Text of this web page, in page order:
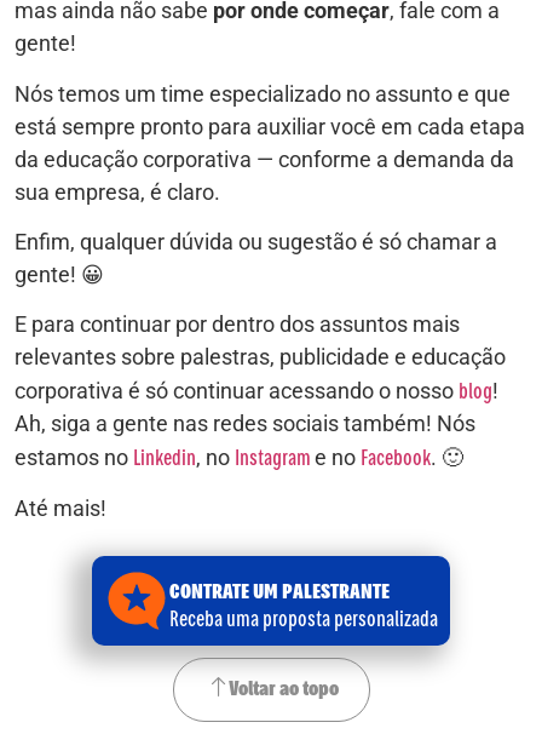
mas ainda não sabe por onde começar, fale com a
gente!
Nós temos um time especializado no assunto e que
está sempre pronto para auxiliar você em cada etapa
da educação corporativa — conforme a demanda da
sua empresa, é claro.
Enfim, qualquer dúvida ou sugestão é só chamar a
gente! 😀
E para continuar por dentro dos assuntos mais
relevantes sobre palestras, publicidade e educação
corporativa é só continuar acessando o nosso blog!
Ah, siga a gente nas redes sociais também! Nós
estamos no Linkedin, no Instagrame no Facebook. 🙂
Até mais!
CONTRATE UM PALESTRANTE
Receba uma proposta personalizada
Voltar ao topo